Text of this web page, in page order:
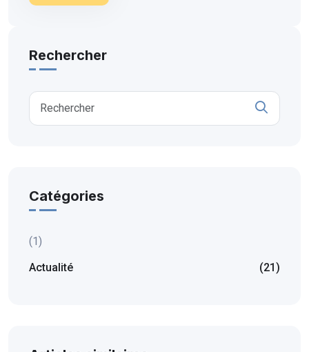
Rechercher
Catégories
(1)
Actualité
(21)